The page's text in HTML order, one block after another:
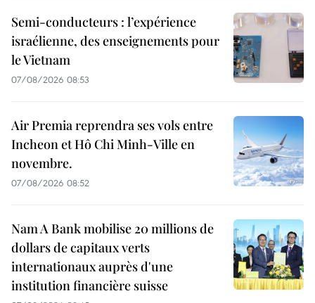
Semi-conducteurs : l’expérience
israélienne, des enseignements pour
le Vietnam
07/08/2026 08:53
Air Premia reprendra ses vols entre
Incheon et Hô Chi Minh-Ville en
novembre.
07/08/2026 08:52
Nam A Bank mobilise 20 millions de
dollars de capitaux verts
internationaux auprès d'une
institution financière suisse